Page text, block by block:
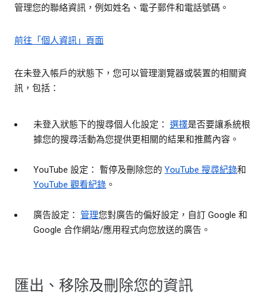
管理您的聯絡資訊，例如姓名、電子郵件和電話號碼。
前往「個人資訊」頁面
在未登入帳戶的狀態下，您可以管理瀏覽器或裝置的相關資
訊，包括：
未登入狀態下的搜尋個人化設定： 選擇是否要讓系統根
據您的搜尋活動為您提供更相關的結果和推薦內容。
YouTube 設定： 暫停及刪除您的 YouTube 搜尋紀錄和
YouTube 觀看紀錄 。
廣告設定： 管理您對廣告的偏好設定，自訂 Google 和
Google 合作網站/應用程式向您放送的廣告。
匯出、移除及刪除您的資訊